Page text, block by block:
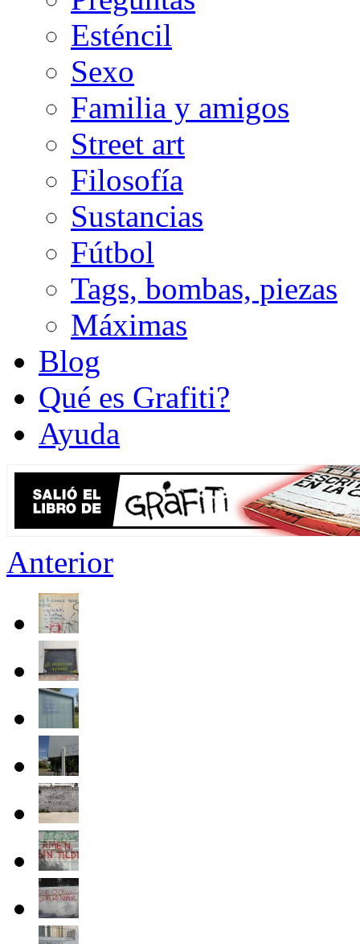
Esténcil
Sexo
Familia y amigos
Street art
Filosofía
Sustancias
Fútbol
Tags, bombas, piezas
Máximas
Blog
Qué es Grafiti?
Ayuda
Anterior